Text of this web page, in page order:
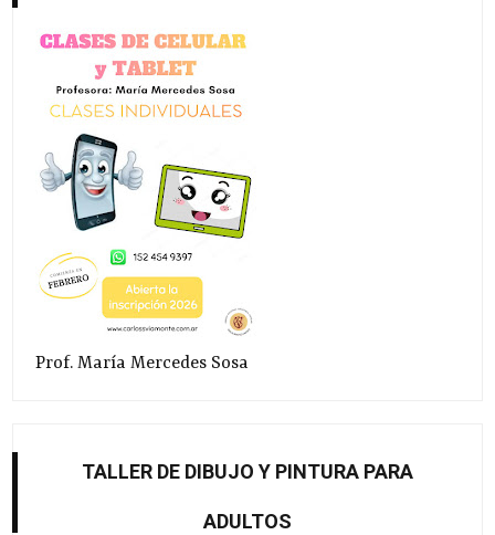
Prof. María Mercedes Sosa
TALLER DE DIBUJO Y PINTURA PARA
ADULTOS